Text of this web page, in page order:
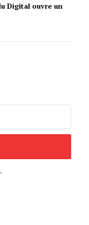
Digital ouvre un
.